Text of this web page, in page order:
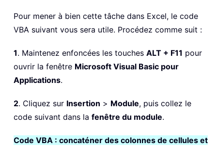
Pour mener à bien cette tâche dans Excel, le code
VBA suivant vous sera utile. Procédez comme suit :
1. Maintenez enfoncées les touches ALT + F11 pour
ouvrir la fenêtre Microsoft Visual Basic pour
Applications.
2. Cliquez sur Insertion > Module, puis collez le
code suivant dans la fenêtre du module.
Code VBA : concaténer des colonnes de cellules et